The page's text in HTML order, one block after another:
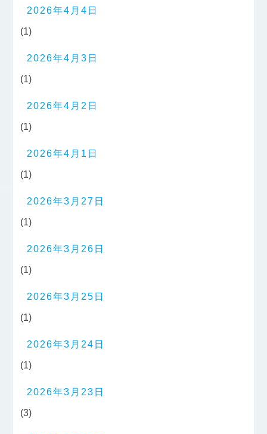
2026年4月4日
(1)
2026年4月3日
(1)
2026年4月2日
(1)
2026年4月1日
(1)
2026年3月27日
(1)
2026年3月26日
(1)
2026年3月25日
(1)
2026年3月24日
(1)
2026年3月23日
(3)